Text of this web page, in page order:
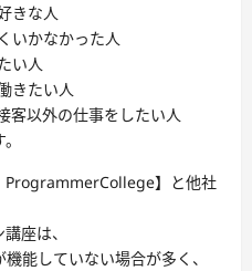
きな人
いかなかった人
い人
きたい人
客以外の仕事をしたい人
】と他社
座は、
能していない場合が多く、